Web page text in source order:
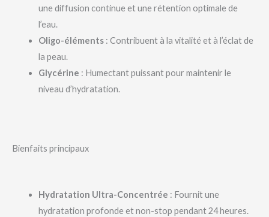
une diffusion continue et une rétention optimale de
l’eau.
Oligo-éléments: Contribuent à la vitalité et à l’éclat de
la peau.
Glycérine : Humectant puissant pour maintenir le
niveau d’hydratation.
Bienfaits principaux
Hydratation Ultra-Concentrée : Fournit une
hydratation profonde et non-stop pendant 24 heures.